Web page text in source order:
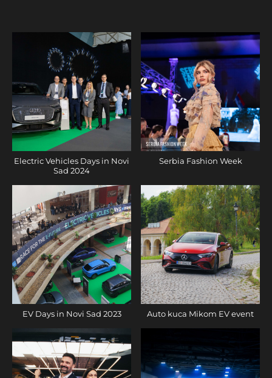
Electric Vehicles Days in Novi
Sad 2024
Serbia Fashion Week
EV Days in Novi Sad 2023 Auto kuca Mikom EV event